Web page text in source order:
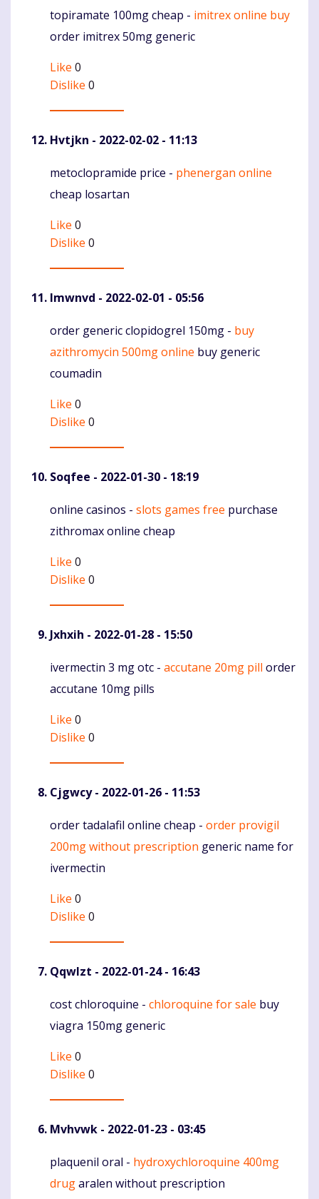
Komentaras
topiramate 100mg cheap - imitrex online buy
order imitrex 50mg generic
Like 0
Dislike 0
Hvtjkn - 2022-02-02 - 11:13
Komentaras
metoclopramide price - phenergan online
cheap losartan
Like 0
Dislike 0
Imwnvd - 2022-02-01 - 05:56
Komentaras
order generic clopidogrel 150mg - buy
azithromycin 500mg online buy generic
coumadin
Like 0
Dislike 0
Soqfee - 2022-01-30 - 18:19
Komentaras
online casinos - slots games free purchase
zithromax online cheap
Like 0
Dislike 0
Jxhxih - 2022-01-28 - 15:50
Komentaras
ivermectin 3 mg otc - accutane 20mg pill order
accutane 10mg pills
Like 0
Dislike 0
Cjgwcy- 2022-01-26 - 11:53
Komentaras
order tadalafil online cheap - order provigil
200mg without prescription generic name for
ivermectin
Like 0
Dislike 0
Qqwlzt - 2022-01-24 - 16:43
Komentaras
cost chloroquine - chloroquine for sale buy
viagra 150mg generic
Like 0
Dislike 0
Mvhvwk - 2022-01-23 - 03:45
Komentaras
plaquenil oral - hydroxychloroquine 400mg
drugaralen without prescription